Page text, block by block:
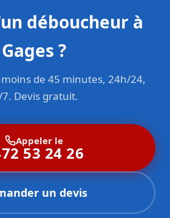
déboucheur à
Gages ?
de 45 minutes, 24h/24,
Devis gratuit.
Appeler le
53 24 26
un devis